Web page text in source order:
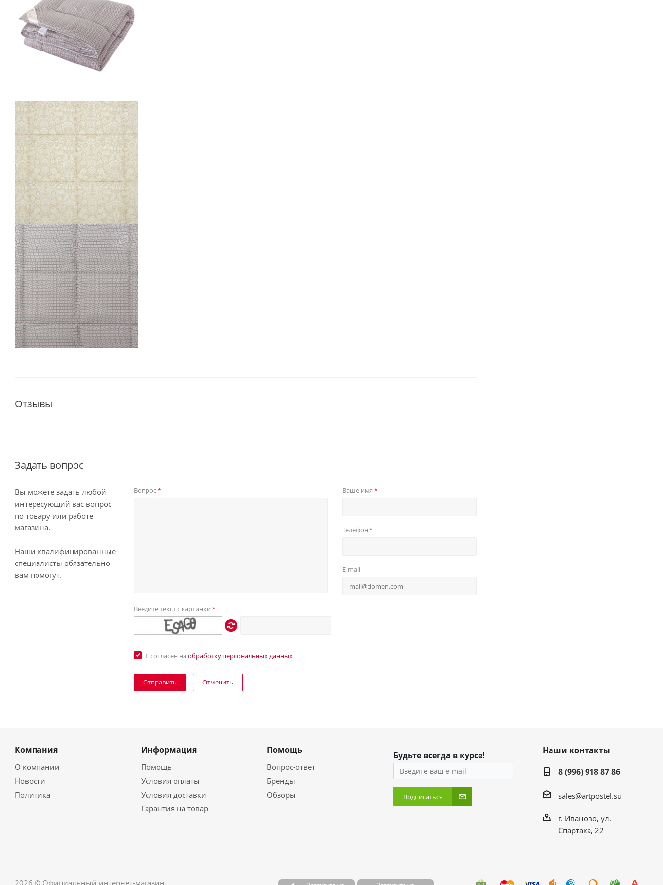
Отзывы
Задать вопрос
Вы можете задать любой
интересующий вас вопрос
по товару или работе
магазина.
Наши квалифицированные
специалисты обязательно
вам помогут.
Вопрос* Ваше имя *
Телефон *
E-mail
Введите текст с картинки*
Я согласен наобработку персональных данных
Отменить
Компания
О компании
Новости
Политика
Информация
Помощь
Условия оплаты
Условия доставки
Гарантия на товар
Помощь
Вопрос-ответ
Бренды
Обзоры
Будьте всегда в курсе!
Подписаться
Наши контакты
8 (996) 918 87 86
sales@artpostel.su
г. Иваново, ул.
Спартака, 22
2026 © Официальный интернет-магазин